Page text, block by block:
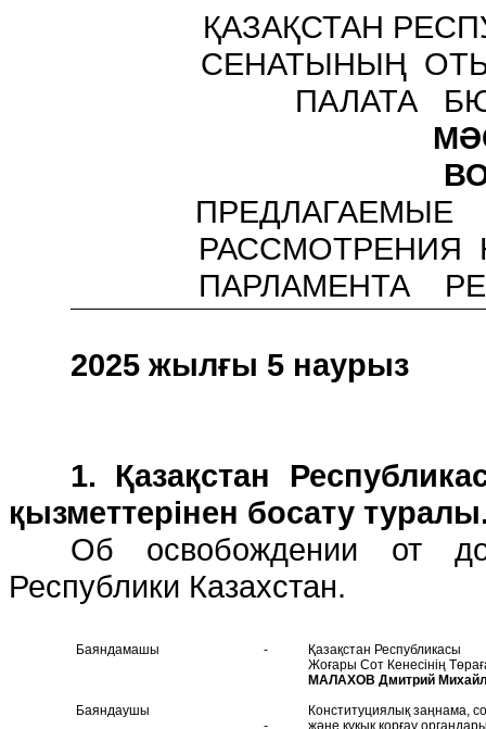
ҚАЗАҚСТАН
СЕНАТЫНЫҢ
ПАЛАТА
ПРЕДЛАГАЕМЫ
РАССМОТРЕНИЯ
ПАРЛАМЕНТА
2025 жылғы 5
1. Қазақстан
қызметтерінен босату
Об освобождении от
Республики Казахстан.
Баяндамашы -
Қазақстан Республикасы
Жоғары Сот Кенесінің
МАЛАХОВ Дмитрий
Баяндаушы
Конституциялық заңнама,